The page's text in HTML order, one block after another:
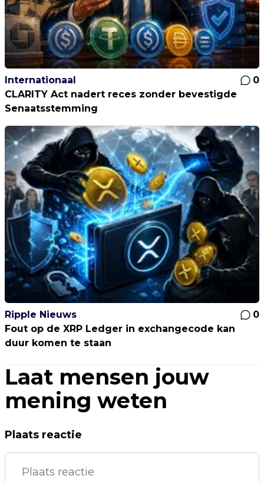
Internationaal
0
CLARITY Act nadert reces zonder bevestigde
Senaatsstemming
Ripple Nieuws
0
Fout op de XRP Ledger in exchangecode kan
duur komen te staan
Laat mensen jouw
mening weten
Plaats reactie